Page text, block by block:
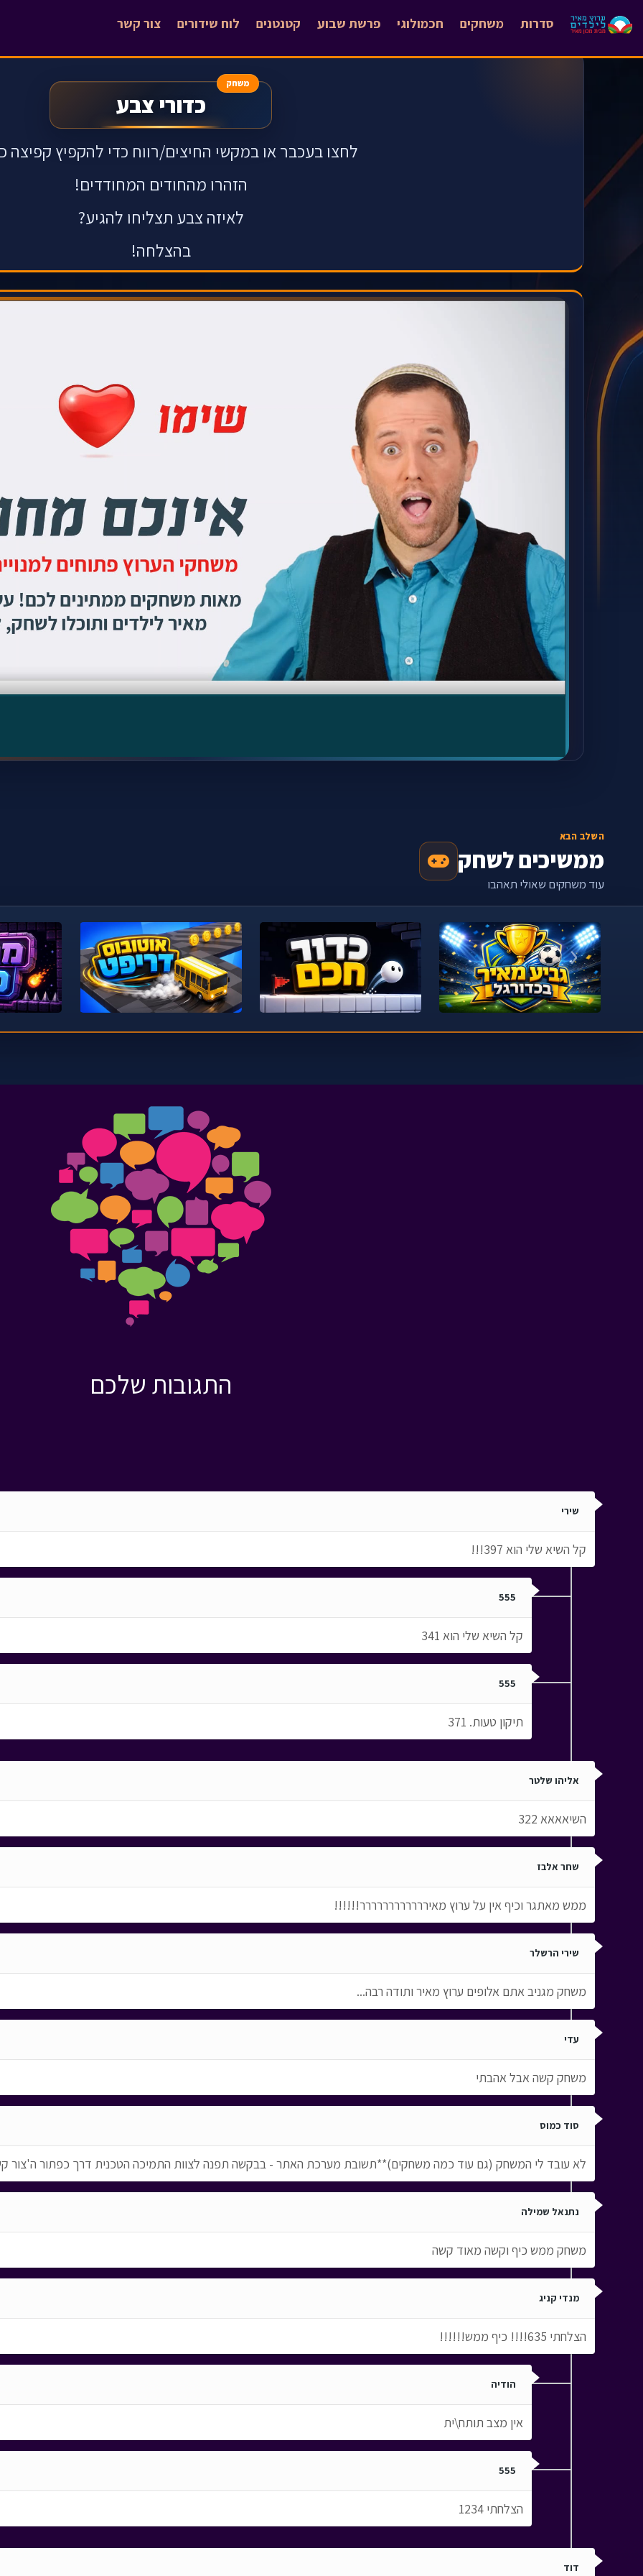
צור קשר לוח שידורים קטנטנים פרשת שבוע חכמולוגי משחקים סדרות
משחק
כדורי צבע
לחצו בעכבר או במקשי החיצים/רווח כדי להקפיץ קפיצה
הזהרו מהחודים המחודדים!
לאיזה צבע תצליחו להגיע?
בהצלחה!
השלב הבא
ממשיכים לשחק
עוד משחקים שאולי תאהבו
‹
התגובות שלכם
שירי
קל השיא שלי הוא 397!!!
555
קל השיא שלי הוא 341
555
תיקון טעות. 371
אליהו שלטר
השיאאאא 322
שחר אלבז
ממש מאתגר וכיף אין על ערוץ מאירררררררררררר!!!!!!
שירי הרשלר
משחק מגניב אתם אלופים ערוץ מאיר ותודה רבה...
עדי
משחק קשה אבל אהבתי
סוד כמוס
לא עובד לי המשחק (גם עוד כמה משחקים)**תשובת מערכת האתר - בבקשה תפנה לצוות התמיכה הטכנית דרך כפתור
נתנאל שמילה
משחק ממש כיף וקשה מאוד קשה
מנדי קניג
הצלחתי 635!!!! כיף ממש!!!!!!
הודיה
אין מצב תותח\ית
555
הצלחתי 1234
דוד